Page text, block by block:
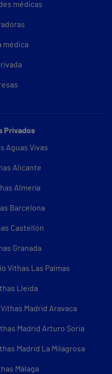
médicas
médica
Privados
Aguas Vivas
Alicante
Almería
Barcelona
Castellón
Granada
Vithas Las Palmas
Lleida
Madrid Aravaca
Madrid Arturo Soria
Madrid La Milagrosa
Málaga